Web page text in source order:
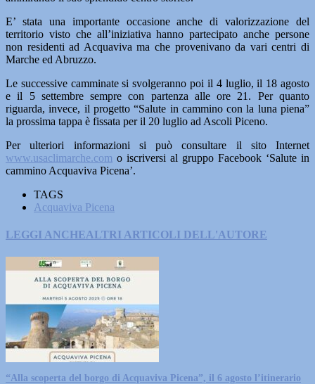
E’ stata una importante occasione anche di valorizzazione del
territorio visto che all’iniziativa hanno partecipato anche persone
non residenti ad Acquaviva ma che provenivano da vari centri di
Marche ed Abruzzo.
Le successive camminate si svolgeranno poi il 4 luglio, il 18 agosto
e il 5 settembre sempre con partenza alle ore 21. Per quanto
riguarda, invece, il progetto “Salute in cammino con la luna piena”
la prossima tappa è fissata per il 20 luglio ad Ascoli Piceno.
Per ulteriori informazioni si può consultare il sito Internet
www.usaclimarche.com o iscriversi al gruppo Facebook ‘Salute in
cammino Acquaviva Picena’.
TAGS
Acquaviva Picena
LEGGI ANCHEALTRI ARTICOLI DELL'AUTORE
“Alla scoperta del borgo di Acquaviva Picena”, il 6 agosto l’itinerario